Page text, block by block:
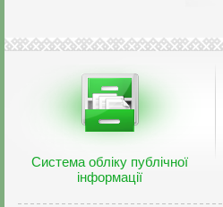
Система обліку публічної
інформації